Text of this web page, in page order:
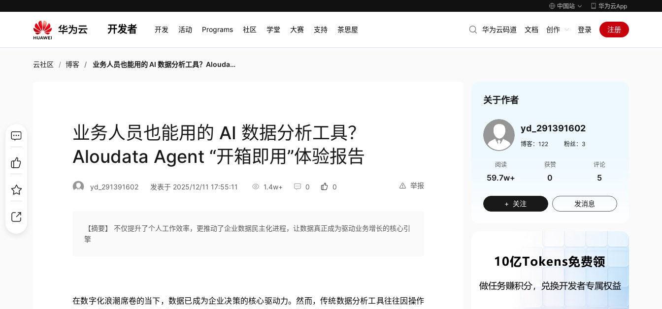
中国站 华为云App
开发者 开发 活动 Programs 社区 学堂 大赛 支持 茶思屋 华为云码道 文档 创作 登录 注册
云社区 博客 业务人员也能用的 AI 数据分析工具？Aloudata Agent “开箱即用”体验报告
业务人员也能用的 AI 数据分析工具？
Aloudata Agent “开箱即用”体验报告
举报
yd_291391602 发表于 2025/12/11 17:55:11 1.4w+ 0 0
【摘要】 不仅提升了个人工作效率，更推动了企业数据民主化进程，让数据真正成为驱动业务增长的核心引
擎
在数字化浪潮席卷的当下，数据已成为企业决策的核心驱动力。然而，传统数据分析工具往往因操作
关于作者
yd_291391602
博客： 122 粉丝： 3
阅读
59.7w+
获赞
0
评论
5
+ 关注 发消息